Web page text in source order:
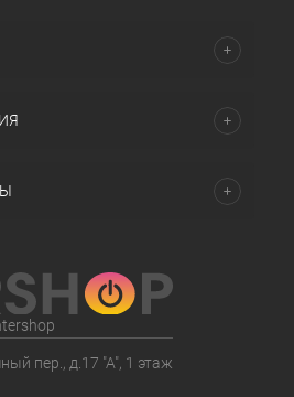
пер., д.17 "А", 1 этаж